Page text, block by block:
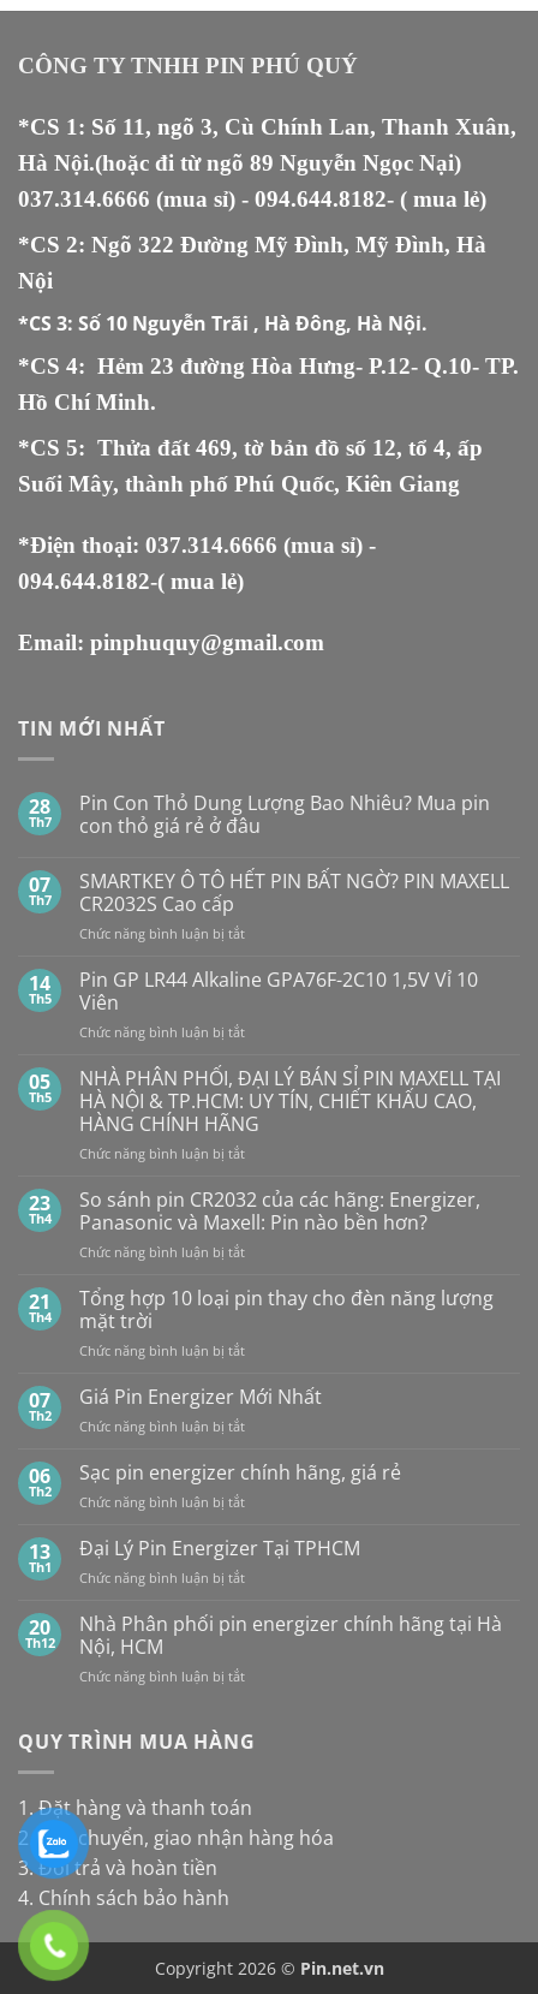
30.000 ₫.là:
CÔNG TY TNHH PIN PHÚ QUÝ
*CS 1: Số 11, ngõ 3, Cù Chính Lan, Thanh Xuân,
Hà Nội.(hoặc đi từ ngõ 89 Nguyễn Ngọc Nại)
037.314.6666 (mua sỉ) - 094.644.8182- ( mua lẻ)
*CS 2: Ngõ 322 Đường Mỹ Đình, Mỹ Đình, Hà
Nội
*CS 3: Số 10 Nguyễn Trãi , Hà Đông, Hà Nội.
*CS 4: Hẻm 23 đường Hòa Hưng- P.12- Q.10- TP.
Hồ Chí Minh.
*CS 5: Thửa đất 469, tờ bản đồ số 12, tổ 4, ấp
Suối Mây, thành phố Phú Quốc, Kiên Giang
*Điện thoại: 037.314.6666 (mua sỉ) -
094.644.8182-( mua lẻ)
Email: pinphuquy@gmail.com
TIN MỚI NHẤT
28
Th7
Pin Con Thỏ Dung Lượng Bao Nhiêu? Mua pin
con thỏ giá rẻ ở đâu
bình
luận
ở
Pin
Con
Dung
Lượng
Bao
Nhiêu?
Mua
con
thỏ
giá
rẻ
ở
đâu
07
Th7
SMARTKEY Ô TÔ HẾT PIN BẤT NGỜ? PIN MAXELL
CR2032S Cao cấp
Chức năng bình luận bị tắtở
Ô
PIN
NGỜ?
PIN
MAXELL
CR2032S Cao
cấp
14
Th5
Pin GP LR44 Alkaline GPA76F-2C10 1,5V Vỉ 10
Viên
Chức năng bình luận bị tắtở
GP
LR44
Alkaline
GPA76F-
2C10
Vỉ
10
Viên
05
Th5
NHÀ PHÂN PHỐI, ĐẠI LÝ BÁN SỈ PIN MAXELL TẠI
HÀ NỘI & TP.HCM: UY TÍN, CHIẾT KHẤU CAO,
HÀNG CHÍNH HÃNG
Chức năng bình luận bị tắtở
PHÂN
PHỐI,
ĐẠI
LÝ
SỈ
TẠI
NỘI
TÍN,
CHIẾT
CAO,
HÀNG
CHÍNH
23
Th4
So sánh pin CR2032 của các hãng: Energizer,
Panasonic và Maxell: Pin nào bền hơn?
Chức năng bình luận bị tắtở
sánh
của
hãng:
Panasonic
Maxell:
Pin
bền
hơn?
21
Th4
Tổng hợp 10 loại pin thay cho đèn năng lượng
mặt trời
Chức năng bình luận bị tắtở
hợp
loại
thay
đèn
lượng
mặt
07
Th2
Giá Pin Energizer Mới Nhất
Chức năng bình luận bị tắtở
Pin
Mới
06
Th2
Sạc pin energizer chính hãng, giá rẻ
Chức năng bình luận bị tắtở
pin
energizer
chính
giá
13
Th1
Đại Lý Pin Energizer Tại TPHCM
Chức năng bình luận bị tắtở
Lý
Tại
20
Th12
Nhà Phân phối pin energizer chính hãng tại Hà
Nội, HCM
Chức năng bình luận bị tắtở
phối
hãng
tại
QUY TRÌNH MUA HÀNG
1. Đặt hàng và thanh toán
2. Vận chuyển, giao nhận hàng hóa
3. Đổi trả và hoàn tiền
4. Chính sách bảo hành
Copyright 2026 © Pin.net.vn